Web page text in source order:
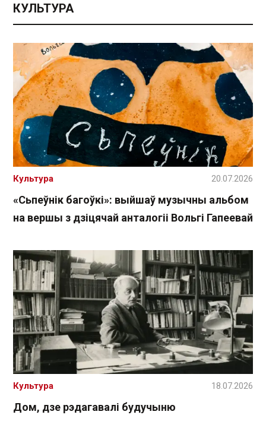
КУЛЬТУРА
«Сьпеўнік багоўкі»: выйшаў музычны альбом
на вершы з дзіцячай анталогіі Вольгі Гапеевай
Культура 20.07.2026
Дом, дзе рэдагавалі будучыню
Культура 18.07.2026